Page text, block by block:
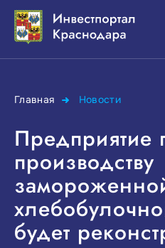
Главная Новости
Предприятие
производству
будет